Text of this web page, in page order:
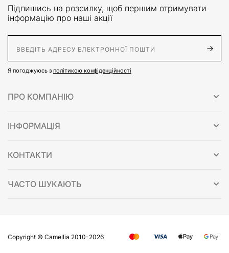
Підпишись на розсилку, щоб першим отримувати
інформацію про наші акції
Я погоджуюсь з політикою конфіденційності
ПРО КОМПАНІЮ
ІНФОРМАЦІЯ
КОНТАКТИ
ЧАСТО ШУКАЮТЬ
Copyright © Сamellia 2010-2026